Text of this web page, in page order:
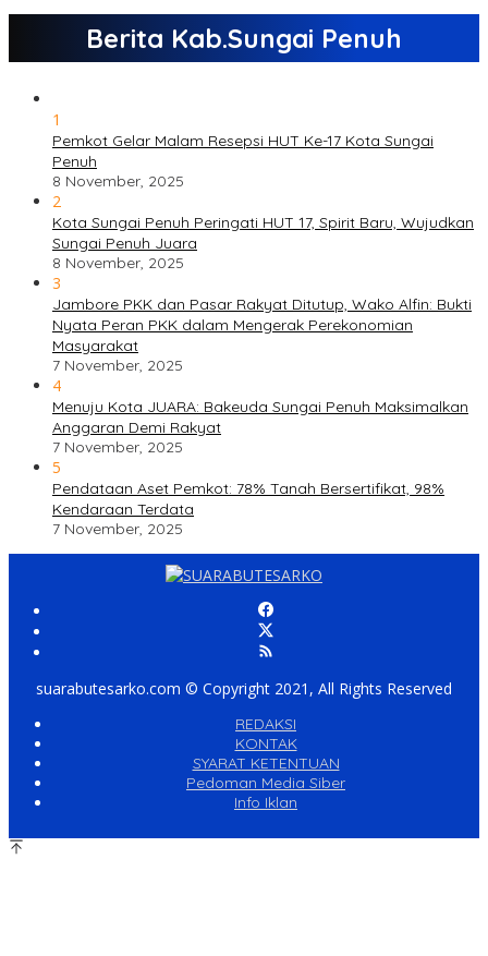
Berita Kab.Sungai Penuh
1
Pemkot Gelar Malam Resepsi HUT Ke-17 Kota Sungai
Penuh
8 November, 2025
2
Kota Sungai Penuh Peringati HUT 17, Spirit Baru, Wujudkan
Sungai Penuh Juara
8 November, 2025
3
Jambore PKK dan Pasar Rakyat Ditutup, Wako Alfin: Bukti
Nyata Peran PKK dalam Mengerak Perekonomian
Masyarakat
7 November, 2025
4
Menuju Kota JUARA: Bakeuda Sungai Penuh Maksimalkan
Anggaran Demi Rakyat
7 November, 2025
5
Pendataan Aset Pemkot: 78% Tanah Bersertifikat, 98%
Kendaraan Terdata
7 November, 2025
suarabutesarko.com © Copyright 2021, All Rights Reserved
REDAKSI
KONTAK
SYARAT KETENTUAN
Pedoman Media Siber
Info Iklan